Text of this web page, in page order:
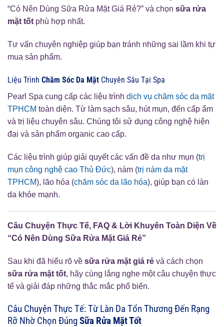
“Có Nên Dùng Sữa Rửa Mặt Giá Rẻ?” và chọn sữa rửa
mặt tốt phù hợp nhất.
Tư vấn chuyên nghiệp giúp bạn tránh những sai lầm khi tự
mua sản phẩm.
Liệu Trình Chăm Sóc Da Mặt Chuyên Sâu Tại Spa
Pearl Spa cung cấp các liệu trình dịch vụ chăm sóc da mặt
TPHCM toàn diện. Từ làm sạch sâu, hút mụn, đến cấp ẩm
và trị liệu chuyên sâu. Chúng tôi sử dụng công nghệ hiện
đại và sản phẩm organic cao cấp.
Các liệu trình giúp giải quyết các vấn đề da như mụn (trị
mụn công nghệ cao Thủ Đức), nám (trị nám da mặt
TPHCM), lão hóa (chăm sóc da lão hóa), giúp bạn có làn
da khỏe mạnh.
Câu Chuyện Thực Tế, FAQ & Lời Khuyên Toàn Diện Về
“Có Nên Dùng Sữa Rửa Mặt Giá Rẻ”
Sau khi đã hiểu rõ về sữa rửa mặt giá rẻ và cách chọn
sữa rửa mặt tốt, hãy cùng lắng nghe một câu chuyện thực
tế và giải đáp những thắc mắc phổ biến.
Câu Chuyện Thực Tế: Từ Làn Da Tổn Thương Đến Rạng
Rỡ Nhờ Chọn ĐúngSữa Rửa Mặt Tốt